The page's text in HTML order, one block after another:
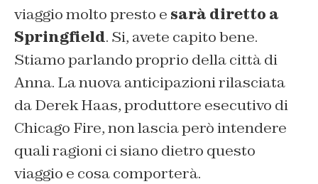
viaggio molto presto e sarà diretto a
Springfield. Si, avete capito bene.
Stiamo parlando proprio della città di
Anna. La nuova anticipazioni rilasciata
da Derek Haas, produttore esecutivo di
Chicago Fire, non lascia però intendere
quali ragioni ci siano dietro questo
viaggio e cosa comporterà.